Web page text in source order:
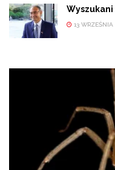
Wyszukani
13 WRZEŚNIA